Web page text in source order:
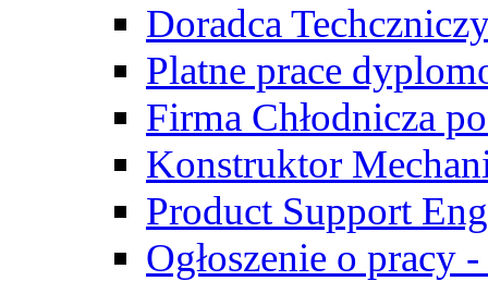
Doradca
Platne prace
Firma Chłodnicza
Konstruktor
Product Support
Ogłoszenie o pracy